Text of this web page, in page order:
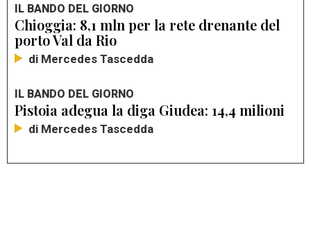
IL BANDO DEL GIORNO
Chioggia: 8,1 mln per la rete drenante del
porto Val da Rio
di Mercedes Tascedda
IL BANDO DEL GIORNO
Pistoia adegua la diga Giudea: 14,4 milioni
di Mercedes Tascedda